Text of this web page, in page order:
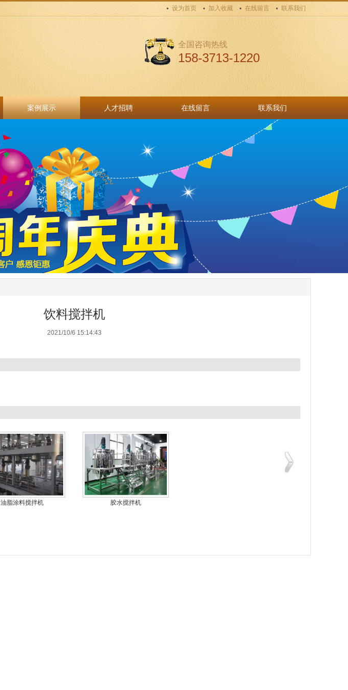
设为首页 加入收藏 在线留言 联系我们
全国咨询热线
158-3713-1220
案例展示 人才招聘 在线留言 联系我们
饮料搅拌机
2021/10/6 15:14:43
油脂涂料搅拌机 胶水搅拌机